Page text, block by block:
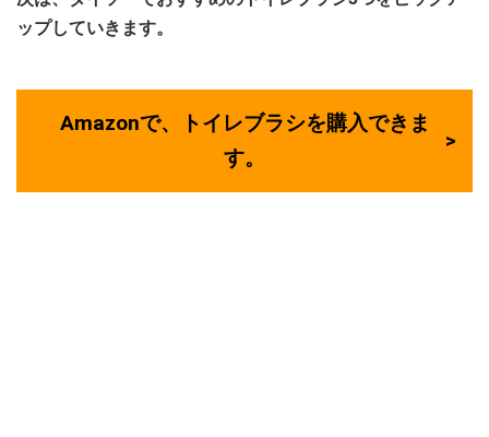
ップしていきます。
Amazonで、トイレブラシを購入できま
す。